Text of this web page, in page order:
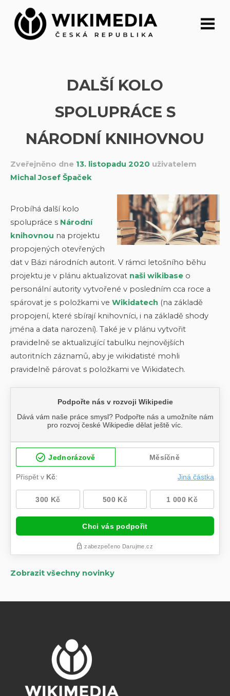
Přeskočit
obsah
DALŠÍ KOLO
SPOLUPRÁCE S
NÁRODNÍ KNIHOVNOU
Zveřejněno dne 13. listopadu 2020 uživatelem
Michal Josef Špaček
Probíhá další kolo
spolupráce s Národní
knihovnou na projektu
propojených otevřených
dat v Bázi národních autorit. V rámci letošního běhu
projektu je v plánu aktualizovat naši wikibase o
personální autority vytvořené v posledním cca roce a
spárovat je s položkami ve Wikidatech (na základě
propojení, které sbírají knihovníci, i na základě shody
jména a data narození). Také je v plánu vytvořit
pravidelně se aktualizující tabulku nejnovějších
autoritních záznamů, aby je wikidatisté mohli
pravidelně párovat s položkami ve Wikidatech.
Zobrazit všechny novinky